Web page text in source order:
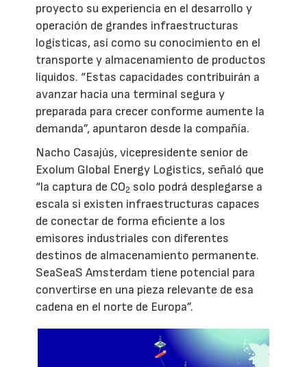
proyecto su experiencia en el desarrollo y
operación de grandes infraestructuras
logísticas, así como su conocimiento en el
transporte y almacenamiento de productos
líquidos. “Estas capacidades contribuirán a
avanzar hacia una terminal segura y
preparada para crecer conforme aumente la
demanda”, apuntaron desde la compañía.
Nacho Casajús, vicepresidente senior de
Exolum Global Energy Logistics, señaló que
“la captura de CO2 solo podrá desplegarse a
escala si existen infraestructuras capaces
de conectar de forma eficiente a los
emisores industriales con diferentes
destinos de almacenamiento permanente.
SeaSeaS Amsterdam tiene potencial para
convertirse en una pieza relevante de esa
cadena en el norte de Europa”.